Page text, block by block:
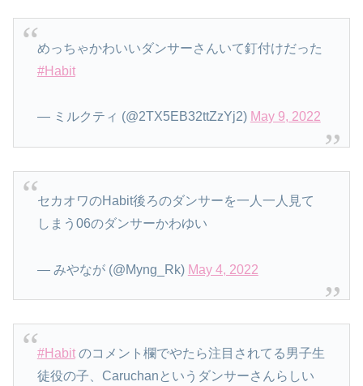
めっちゃかわいいダンサーさんいて釘付けだった
#Habit
— ミルクティ (@2TX5EB32ttZzYj2) May 9, 2022
セカオワのHabit後ろのダンサーを一人一人見て
しまう06のダンサーかわゆい
— みやなが (@Myng_Rk) May 4, 2022
#Habitのコメント欄でやたら注目されてる男子生
徒役の子、Caruchanというダンサーさんらしい